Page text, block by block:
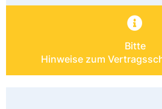
Bitte
Hinweise zum